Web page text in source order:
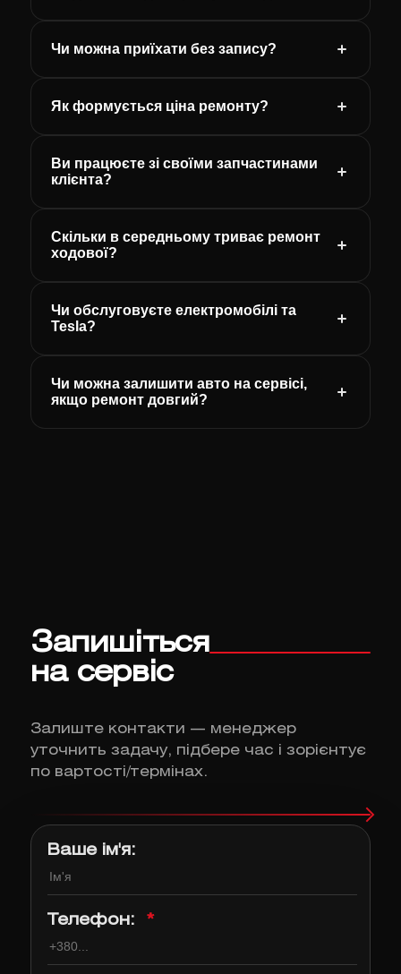
Чи можна приїхати без запису?
Як формується ціна ремонту?
Ви працюєте зі своїми запчастинами
клієнта?
Скільки в середньому триває ремонт
ходової?
Чи обслуговуєте електромобілі та
Tesla?
Чи можна залишити авто на сервісі,
якщо ремонт довгий?
Запишіться
на сервіс
Залиште контакти — менеджер
уточнить задачу, підбере час і зорієнтує
по вартості/термінах.
Ваше ім'я:
Телефон: *